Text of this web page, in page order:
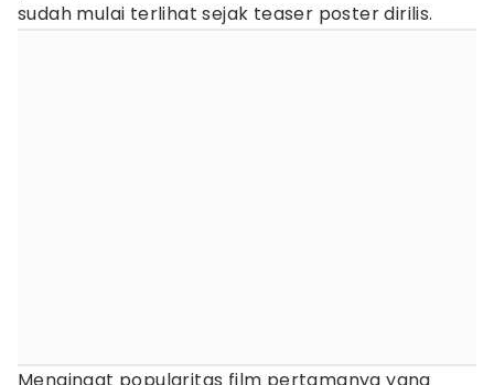
sudah mulai terlihat sejak teaser poster dirilis.